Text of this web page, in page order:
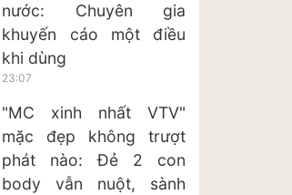
nước: Chuyên gia
khuyến cáo một điều
khi dùng
23:07
"MC xinh nhất VTV"
mặc đẹp không trượt
phát nào: Đẻ 2 con
body vẫn nuột, sành